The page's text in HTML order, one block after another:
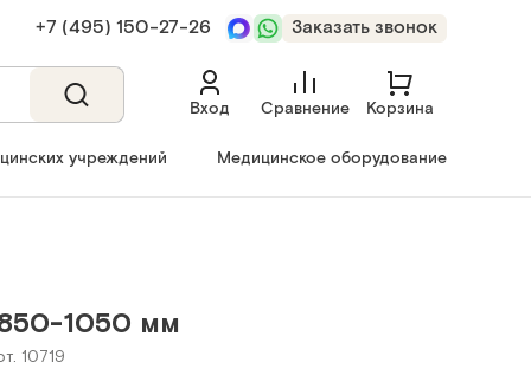
+7 (495) 150‑27‑26 Заказать звонок
Вход Сравнение Корзина
учреждений Медицинское оборудование
1050 мм
10719